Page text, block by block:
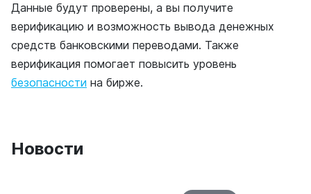
Данные будут проверены, а вы получите
верификацию и возможность вывода денежных
средств банковскими переводами. Также
верификация помогает повысить уровень
безопасности на бирже.
Новости